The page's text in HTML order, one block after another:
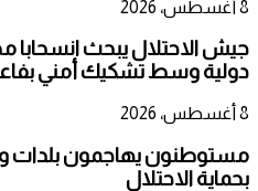
8 أغسطس، 2026
جيش الاحتلال يبحث انسحابا
دولية وسط تشكيك أمني
8 أغسطس، 2026
مستوطنون يهاجمون بلدات
بحماية الاحتلال